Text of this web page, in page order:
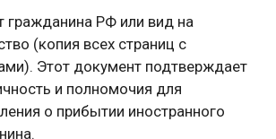
гражданина РФ или вид на
(копия всех страниц с
Этот документ подтверждает
и полномочия для
о прибытии иностранного